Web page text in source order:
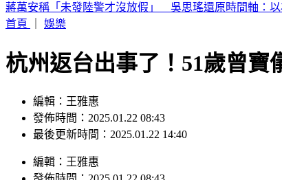
蔣萬安稱「未發陸警才沒放假」 吳思瑤還原時間軸：以
首頁
娛樂
杭州返台出事了！51歲曾
編輯：王雅惠
發佈時間：2025.01.22 08:43
最後更新時間：2025.01.22 14:40
編輯 ： 王雅惠